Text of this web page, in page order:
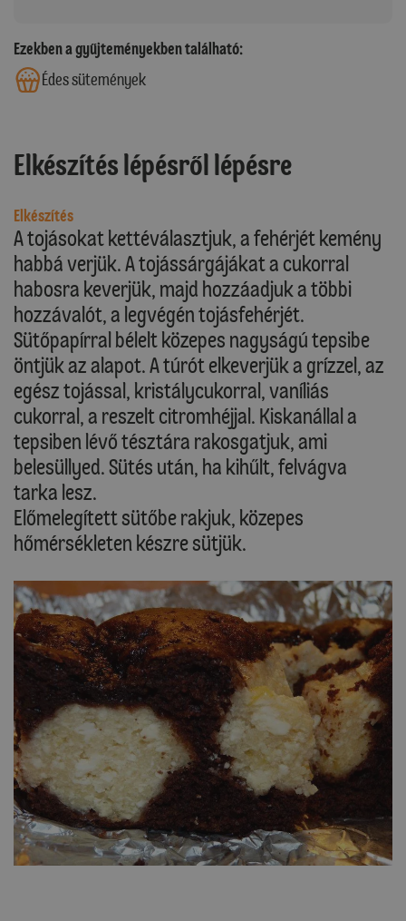
Ezekben a gyűjteményekben található:
Édes sütemények
Elkészítés lépésről lépésre
Elkészítés
A tojásokat kettéválasztjuk, a fehérjét kemény
habbá verjük. A tojássárgájákat a cukorral
habosra keverjük, majd hozzáadjuk a többi
hozzávalót, a legvégén tojásfehérjét.
Sütőpapírral bélelt közepes nagyságú tepsibe
öntjük az alapot. A túrót elkeverjük a grízzel, az
egész tojással, kristálycukorral, vaníliás
cukorral, a reszelt citromhéjjal. Kiskanállal a
tepsiben lévő tésztára rakosgatjuk, ami
belesüllyed. Sütés után, ha kihűlt, felvágva
tarka lesz.
Előmelegített sütőbe rakjuk, közepes
hőmérsékleten készre sütjük.